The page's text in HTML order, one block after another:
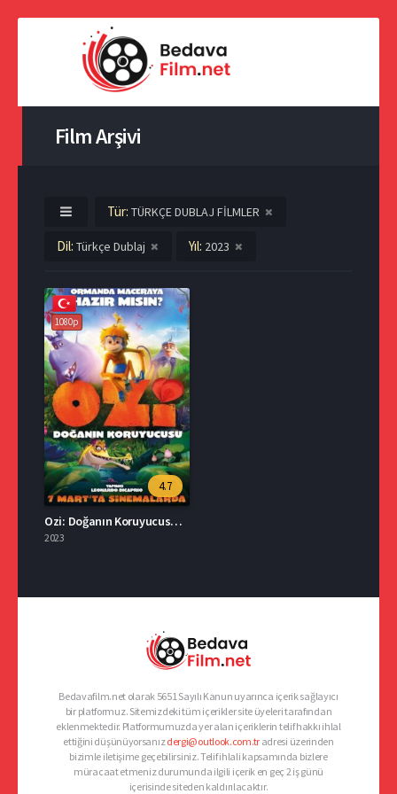
Film Arşivi
Tür: TÜRKÇE DUBLAJ FİLMLER
Dil: Türkçe Dublaj Yıl: 2023
1080p
4.7
Ozi: Doğanın Koruyucusu İzle Türkçe Dublaj
2023
Bedavafilm.net olarak 5651 Sayılı Kanun uyarınca içerik sağlayıcı
bir platformuz. Sitemizdeki tüm içerikler site üyeleri tarafından
eklenmektedir. Platformumuzda yer alan içeriklerin telif hakkı ihlal
ettiğini düşünüyorsanızdergi@outlook.com.tr adresi üzerinden
bizimle iletişime geçebilirsiniz. Telif ihlali kapsamında bizlere
müracaat etmeniz durumunda ilgili içerik en geç 2 iş günü
içerisinde siteden kaldırılacaktır.